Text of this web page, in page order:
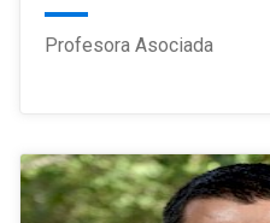
Profesora Asociada